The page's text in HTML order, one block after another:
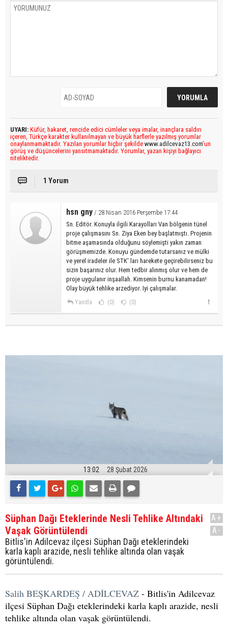
UYARI: Küfür, hakaret, rencide edici cümleler veya imalar, inançlara saldırı
içeren, Türkçe karakter kullanılmayan ve büyük harflerle yazılmış yorumlar
onaylanmamaktadır. Yazılan yorumlar hiçbir şekilde www.adilcevaz13.com’un
görüş ve düşüncelerini yansıtmamaktadır. Yorumlar, yazan kişiyi bağlayıcı
niteliktedir.
1 Yorum
hsn gny / 28 Nisan 2016 Perşembe 17:44
Sn. Editör. Konuyla ilgili Karayolları Van bölgenin tünel
proje çalışmasını Sn. Ziya Eken bey başlatmıştı. Projenin
bitme aşamasında olduğunu söylemişti yakın zaman
görüşmemizde. Konuyu gündemde tutarsanız ve mülki
ve yerel iradeler ile STK' ları harekete geçirebilirseniz bu
sizin başarınız olur. Hem tedbir alınmış olur ve hem de
proje uygulanır inşaallah. Kimsenin burnu kanamadan!
Olay büyük tehlike arzediyor. Iyi çalışmalar.
Yanıtla (0) (0)
13:02 28 Şubat 2026
Süphan Dağı Eteklerinde Nesli Tehlike Altındaki
Vaşak Görüntülendi
Bitlis'in Adilcevaz ilçesi Süphan Dağı eteklerindeki
karla kaplı arazide, nesli tehlike altında olan vaşak
görüntülendi.
A+
A-
Salih BEŞKARDEŞ / ADİLCEVAZ - Bitlis'in Adilcevaz
ilçesi Süphan Dağı eteklerindeki karla kaplı arazide, nesli
tehlike altında olan vaşak görüntülendi.